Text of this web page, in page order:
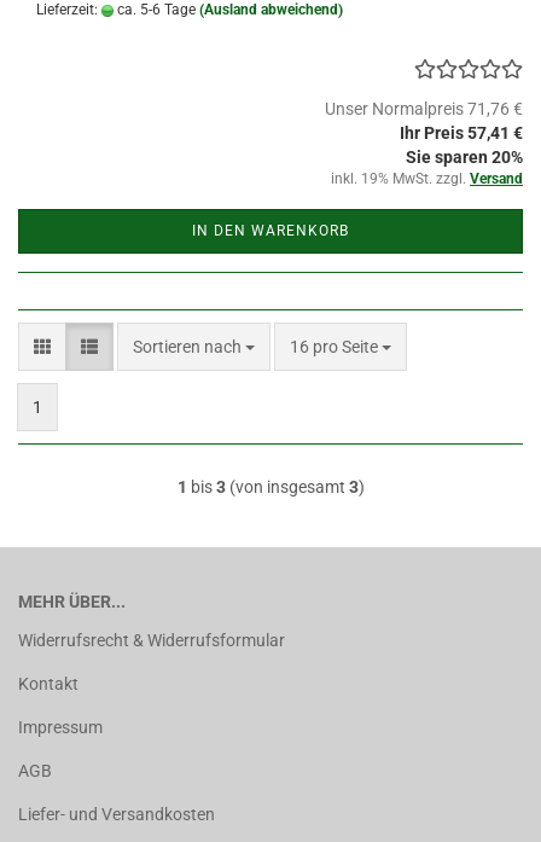
Lieferzeit: ca. 5-6 Tage (Ausland abweichend)
Unser Normalpreis 71,76 €
Ihr Preis 57,41 €
Sie sparen 20%
inkl. 19% MwSt. zzgl. Versand
IN DEN WARENKORB
Sortieren nach
Sortieren nach 16 pro Seite
pro Seite
1
1 bis3(von insgesamt 3)
MEHR ÜBER...
Widerrufsrecht & Widerrufsformular
Kontakt
Impressum
AGB
Liefer- und Versandkosten